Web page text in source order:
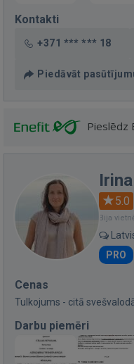
Kontakti
+371 *** *** 18
Piedāvāt
Pieslēdz
5.0
Bija
PRO
Cenas
Tulkojums - citā
Darbu piemēri